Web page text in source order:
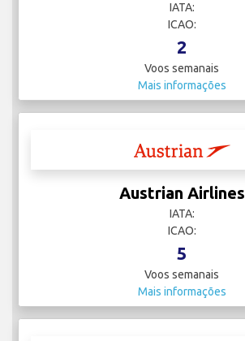
IATA:
ICAO:
2
Voos semanais
Mais informações
Austrian Airlines
IATA:
ICAO:
5
Voos semanais
Mais informações